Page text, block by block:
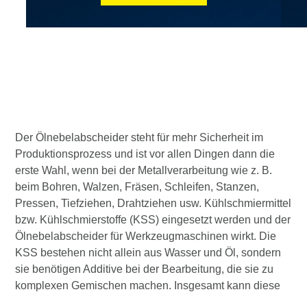
Der Ölnebelabscheider steht für mehr Sicherheit im
Produktionsprozess und ist vor allen Dingen dann die
erste Wahl, wenn bei der Metallverarbeitung wie z. B.
beim Bohren, Walzen, Fräsen, Schleifen, Stanzen,
Pressen, Tiefziehen, Drahtziehen usw. Kühlschmiermittel
bzw. Kühlschmierstoffe (KSS) eingesetzt werden und der
Ölnebelabscheider für Werkzeugmaschinen wirkt. Die
KSS bestehen nicht allein aus Wasser und Öl, sondern
sie benötigen Additive bei der Bearbeitung, die sie zu
komplexen Gemischen machen. Insgesamt kann diese